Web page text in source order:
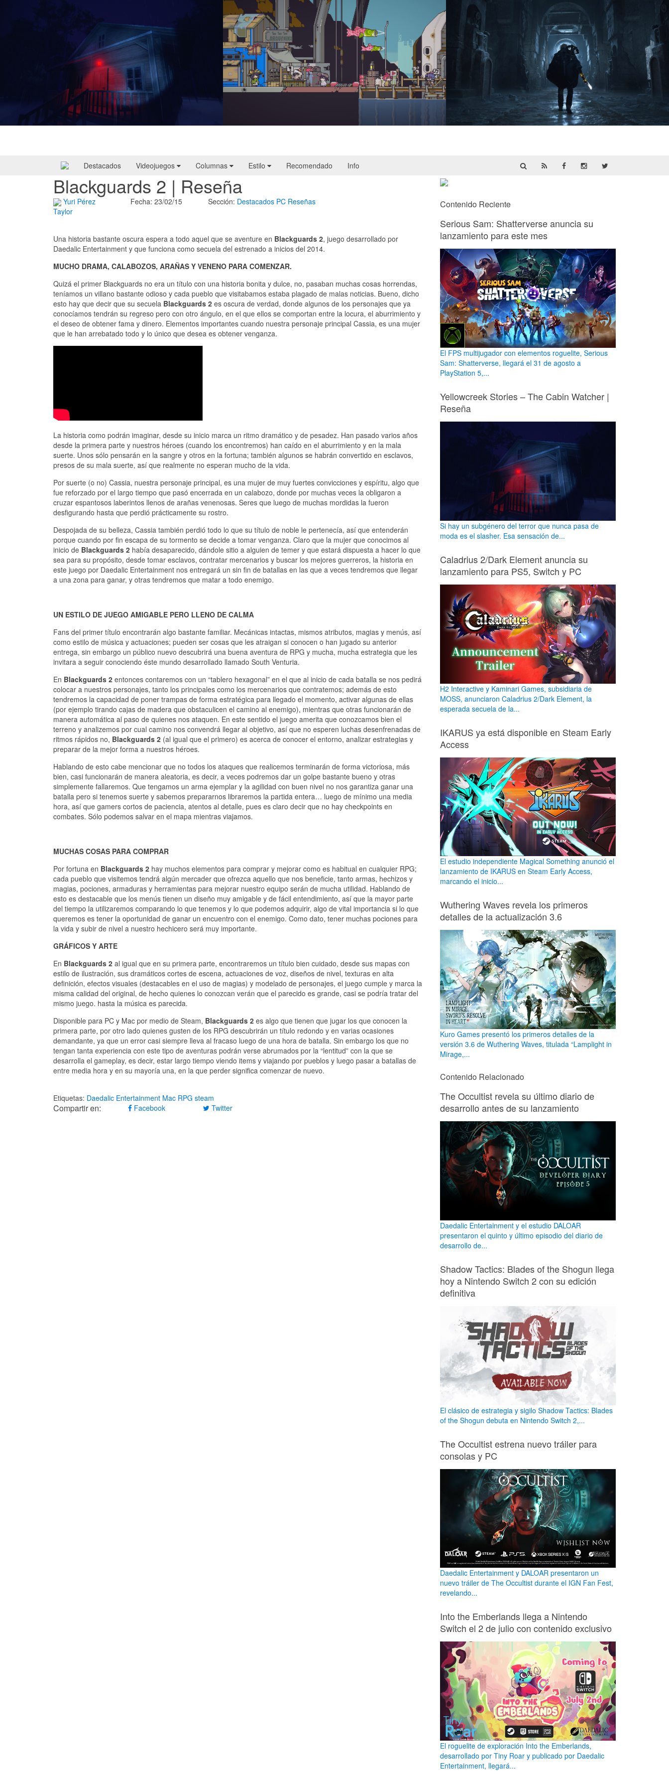
Destacados Videojuegos Columnas Estilo Recomendado Info
Blackguards 2 | Reseña
Yuri Pérez
Taylor
Fecha: 23/02/15 Sección: Destacados PC Reseñas
Una historia bastante oscura espera a todo aquel que se aventure en Blackguards 2, juego desarrollado por
Daedalic Entertainment y que funciona como secuela del estrenado a inicios del 2014.
MUCHO DRAMA, CALABOZOS, ARAÑAS Y VENENO PARA COMENZAR.
Quizá el primer Blackguards no era un título con una historia bonita y dulce, no, pasaban muchas cosas horrendas,
teníamos un villano bastante odioso y cada pueblo que visitabamos estaba plagado de malas noticias. Bueno, dicho
esto hay que decir que su secuela Blackguards 2 es oscura de verdad, donde algunos de los personajes que ya
conocíamos tendrán su regreso pero con otro ángulo, en el que ellos se comportan entre la locura, el aburrimiento y
el deseo de obtener fama y dinero. Elementos importantes cuando nuestra personaje principal Cassia, es una mujer
que le han arrebatado todo y lo único que desea es obtener venganza.
La historia como podrán imaginar, desde su inicio marca un ritmo dramático y de pesadez. Han pasado varios años
desde la primera parte y nuestros héroes (cuando los encontremos) han caído en el aburrimiento y en la mala
suerte. Unos sólo pensarán en la sangre y otros en la fortuna; también algunos se habrán convertido en esclavos,
presos de su mala suerte, así que realmente no esperan mucho de la vida.
Por suerte (o no) Cassia, nuestra personaje principal, es una mujer de muy fuertes convicciones y espíritu, algo que
fue reforzado por el largo tiempo que pasó encerrada en un calabozo, donde por muchas veces la obligaron a
cruzar espantosos laberintos llenos de arañas venenosas. Seres que luego de muchas mordidas la fueron
desfigurando hasta que perdió prácticamente su rostro.
Despojada de su belleza, Cassia también perdió todo lo que su título de noble le pertenecía, así que entenderán
porque cuando por fin escapa de su tormento se decide a tomar venganza. Claro que la mujer que conocimos al
inicio de Blackguards 2 había desaparecido, dándole sitio a alguien de temer y que estará dispuesta a hacer lo que
sea para su propósito, desde tomar esclavos, contratar mercenarios y buscar los mejores guerreros, la historia en
este juego por Daedalic Entertainment nos entregará un sin fin de batallas en las que a veces tendremos que llegar
a una zona para ganar, y otras tendremos que matar a todo enemigo.
UN ESTILO DE JUEGO AMIGABLE PERO LLENO DE CALMA
Fans del primer título encontrarán algo bastante familiar. Mecánicas intactas, mismos atributos, magias y menús, así
como estilo de música y actuaciones; pueden ser cosas que les atraigan si conocen o han jugado su anterior
entrega, sin embargo un público nuevo descubrirá una buena aventura de RPG y mucha, mucha estrategia que les
invitara a seguir conociendo éste mundo desarrollado llamado South Venturia.
En Blackguards 2 entonces contaremos con un “tablero hexagonal” en el que al inicio de cada batalla se nos pedirá
colocar a nuestros personajes, tanto los principales como los mercenarios que contratemos; además de esto
tendremos la capacidad de poner trampas de forma estratégica para llegado el momento, activar algunas de ellas
(por ejemplo tirando cajas de madera que obstaculicen el camino al enemigo), mientras que otras funcionarán de
manera automática al paso de quienes nos ataquen. En este sentido el juego amerita que conozcamos bien el
terreno y analizemos por cual camino nos convendrá llegar al objetivo, así que no esperen luchas desenfrenadas de
ritmos rápidos no, Blackguards 2 (al igual que el primero) es acerca de conocer el entorno, analizar estrategias y
preparar de la mejor forma a nuestros héroes.
Hablando de esto cabe mencionar que no todos los ataques que realicemos terminarán de forma victoriosa, más
bien, casi funcionarán de manera aleatoria, es decir, a veces podremos dar un golpe bastante bueno y otras
simplemente fallaremos. Que tengamos un arma ejemplar y la agilidad con buen nivel no nos garantiza ganar una
batalla pero si tenemos suerte y sabemos prepararnos libraremos la partida entera… luego de mínimo una media
hora, así que gamers cortos de paciencia, atentos al detalle, pues es claro decir que no hay checkpoints en
combates. Sólo podemos salvar en el mapa mientras viajamos.
MUCHAS COSAS PARA COMPRAR
Por fortuna en Blackguards 2 hay muchos elementos para comprar y mejorar como es habitual en cualquier RPG;
cada pueblo que visitemos tendrá algún mercader que ofrezca aquello que nos beneficie, tanto armas, hechizos y
magias, pociones, armaduras y herramientas para mejorar nuestro equipo serán de mucha utilidad. Hablando de
esto es destacable que los menús tienen un diseño muy amigable y de fácil entendimiento, así que la mayor parte
del tiempo la utilizaremos comparando lo que tenemos y lo que podemos adquirir, algo de vital importancia si lo que
queremos es tener la oportunidad de ganar un encuentro con el enemigo. Como dato, tener muchas pociones para
la vida y subir de nivel a nuestro hechicero será muy importante.
GRÁFICOS Y ARTE
En Blackguards 2 al igual que en su primera parte, encontraremos un título bien cuidado, desde sus mapas con
estilo de ilustración, sus dramáticos cortes de escena, actuaciones de voz, diseños de nivel, texturas en alta
definición, efectos visuales (destacables en el uso de magias) y modelado de personajes, el juego cumple y marca la
misma calidad del original, de hecho quienes lo conozcan verán que el parecido es grande, casi se podría tratar del
mismo juego. hasta la música es parecida.
Disponible para PC y Mac por medio de Steam, Blackguards 2 es algo que tienen que jugar los que conocen la
primera parte, por otro lado quienes gusten de los RPG descubrirán un título redondo y en varias ocasiones
demandante, ya que un error casi siempre lleva al fracaso luego de una hora de batalla. Sin embargo los que no
tengan tanta experiencia con este tipo de aventuras podrán verse abrumados por la “lentitud” con la que se
desarrolla el gameplay, es decir, estar largo tiempo viendo items y viajando por pueblos y luego pasar a batallas de
entre media hora y en su mayoría una, en la que perder significa comenzar de nuevo.
Etiquetas: Daedalic Entertainment Mac RPG steam
Compartir en: Facebook Twitter
Contenido Reciente
Serious Sam: Shatterverse anuncia su
lanzamiento para este mes
El FPS multijugador con elementos roguelite, Serious
Sam: Shatterverse, llegará el 31 de agosto a
PlayStation 5,...
Yellowcreek Stories – The Cabin Watcher |
Reseña
Si hay un subgénero del terror que nunca pasa de
moda es el slasher. Esa sensación de...
Caladrius 2/Dark Element anuncia su
lanzamiento para PS5, Switch y PC
H2 Interactive y Kaminari Games, subsidiaria de
MOSS, anunciaron Caladrius 2/Dark Element, la
esperada secuela de la...
IKARUS ya está disponible en Steam Early
Access
El estudio independiente Magical Something anunció el
lanzamiento de IKARUS en Steam Early Access,
marcando el inicio...
Wuthering Waves revela los primeros
detalles de la actualización 3.6
Kuro Games presentó los primeros detalles de la
versión 3.6 de Wuthering Waves, titulada “Lamplight in
Mirage,...
Contenido Relacionado
The Occultist revela su último diario de
desarrollo antes de su lanzamiento
Daedalic Entertainment y el estudio DALOAR
presentaron el quinto y último episodio del diario de
desarrollo de...
Shadow Tactics: Blades of the Shogun llega
hoy a Nintendo Switch 2 con su edición
definitiva
El clásico de estrategia y sigilo Shadow Tactics: Blades
of the Shogun debuta en Nintendo Switch 2,...
The Occultist estrena nuevo tráiler para
consolas y PC
Daedalic Entertainment y DALOAR presentaron un
nuevo tráiler de The Occultist durante el IGN Fan Fest,
revelando...
Into the Emberlands llega a Nintendo
Switch el 2 de julio con contenido exclusivo
El roguelite de exploración Into the Emberlands,
desarrollado por Tiny Roar y publicado por Daedalic
Entertainment, llegará...